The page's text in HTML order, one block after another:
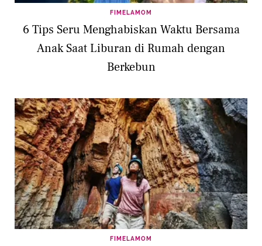
FIMELAMOM
6 Tips Seru Menghabiskan Waktu Bersama
Anak Saat Liburan di Rumah dengan
Berkebun
FIMELAMOM